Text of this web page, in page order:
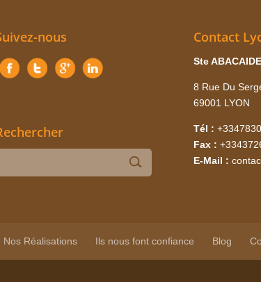
nous Contact
Ste ABACAIDE
8 Rue Du
69001 LYON
Tél :
Fax :
E-Mail :
Nos Réalisations Ils nous font confiance Blog